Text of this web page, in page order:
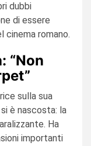
dubbi
di essere
cinema romano.
“Non
sulla sua
è nascosta: la
Ha
importanti